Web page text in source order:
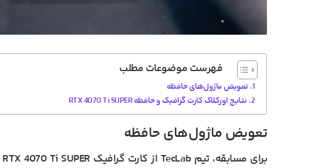
فهرست موضوعات مطلب
تعویض ماژول‌های حافظه
نتایج اورکلاک کارت گرافیک و حافظه RTX 4070 Ti SUPER
تعویض ماژول‌های حافظه